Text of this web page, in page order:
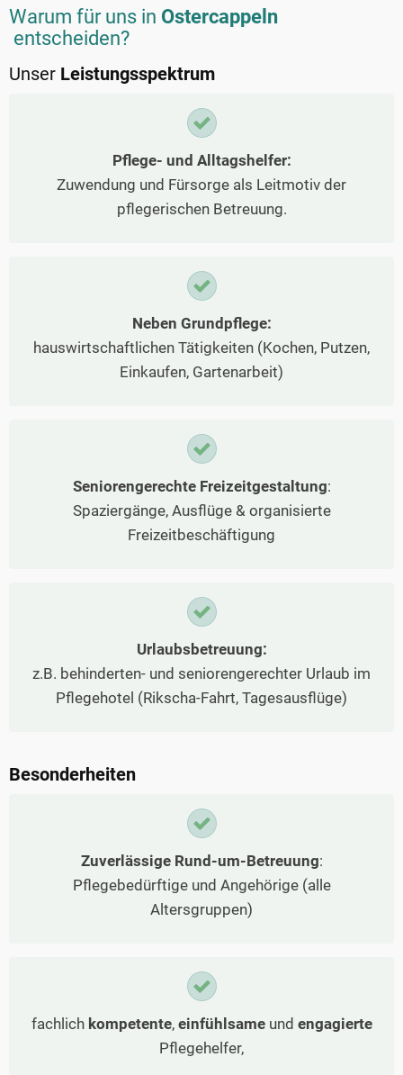
Warum für uns in Ostercappeln
entscheiden?
Unser Leistungsspektrum
Pflege- und Alltagshelfer:
Zuwendung und Fürsorge als Leitmotiv der
pflegerischen Betreuung.
Neben Grundpflege:
hauswirtschaftlichen Tätigkeiten (Kochen, Putzen,
Einkaufen, Gartenarbeit)
Seniorengerechte Freizeitgestaltung:
Spaziergänge, Ausflüge & organisierte
Freizeitbeschäftigung
Urlaubsbetreuung:
z.B. behinderten- und seniorengerechter Urlaub im
Pflegehotel (Rikscha-Fahrt, Tagesausflüge)
Besonderheiten
Zuverlässige Rund-um-Betreuung:
Pflegebedürftige und Angehörige (alle
Altersgruppen)
fachlich kompetente, einfühlsameund engagierte
Pflegehelfer,